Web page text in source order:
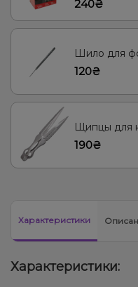
240₴
Шило для
120₴
Щипцы для
190₴
Характеристики
Характеристики: